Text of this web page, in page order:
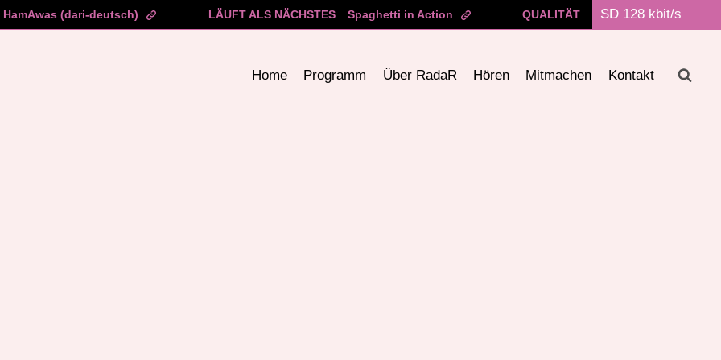
HamAwas (dari-deutsch) LÄUFT ALS NÄCHSTES Spaghetti in Action QUALITÄT
Home Programm Über RadaR Hören Mitmachen Kontakt